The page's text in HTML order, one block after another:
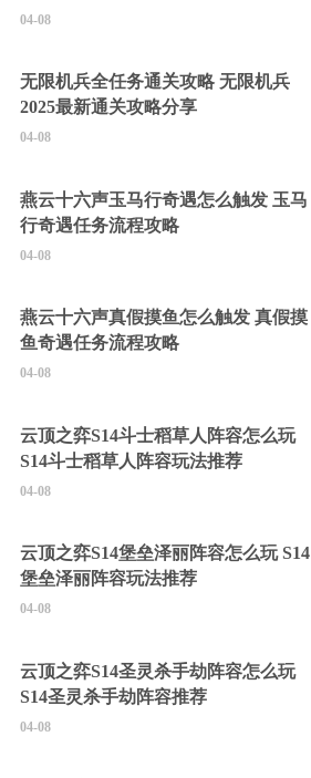
04-08
无限机兵全任务通关攻略 无限机兵
2025最新通关攻略分享
04-08
燕云十六声玉马行奇遇怎么触发 玉马
行奇遇任务流程攻略
04-08
燕云十六声真假摸鱼怎么触发 真假摸
鱼奇遇任务流程攻略
04-08
云顶之弈S14斗士稻草人阵容怎么玩
S14斗士稻草人阵容玩法推荐
04-08
云顶之弈S14堡垒泽丽阵容怎么玩 S14
堡垒泽丽阵容玩法推荐
04-08
云顶之弈S14圣灵杀手劫阵容怎么玩
S14圣灵杀手劫阵容推荐
04-08